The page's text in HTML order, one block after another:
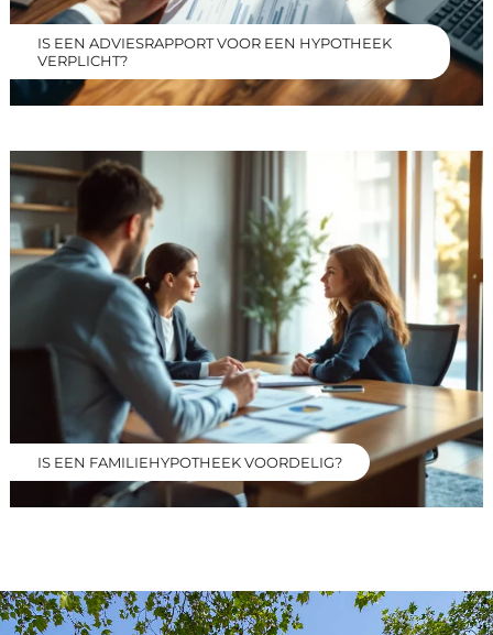
IS EEN ADVIESRAPPORT VOOR EEN HYPOTHEEK
VERPLICHT?
IS EEN FAMILIEHYPOTHEEK VOORDELIG?